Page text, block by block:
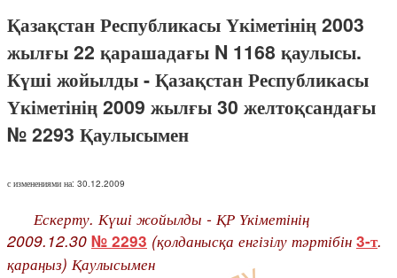
Қазақстан Республикасы Үкіметінің 2003
жылғы 22 қарашадағы N 1168 қаулысы.
Күші жойылды - Қазақстан Республикасы
Үкіметінің 2009 жылғы 30 желтоқсандағы
№ 2293 Қаулысымен
с изменениями на: 30.12.2009
Ескерту. Күші жойылды - ҚР Үкіметінің
2009.12.30 № 2293 (қолданысқа енгізілу тәртібін 3-т.
қараңыз) Қаулысымен